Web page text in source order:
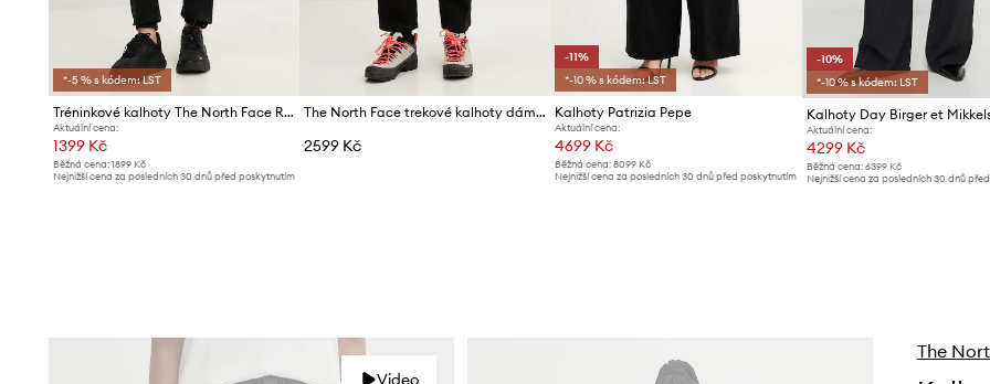
*-5 % s kódem: LST
Tréninkové kalhoty The North Face REAXION 2.0
Aktuální cena:
1399 Kč
Běžná cena: 1899 Kč
Nejnižší cena za posledních 30 dnů před poskytnutím
The North Face trekové kalhoty dámské bavlněné s elastanem BETA UTILITY BELTED
2599 Kč
-11%
*-10 % s kódem: LST
Kalhoty Patrizia Pepe
Aktuální cena:
4699 Kč
Běžná cena: 8099 Kč
Nejnižší cena za posledních 30 dnů před poskytnutím
-10%
*-10 % s kódem: LST
Kalhoty Day Birger et
Aktuální cena:
4299 Kč
Běžná cena: 6399 Kč
Nejnižší cena za posledních 30 dnů
Video
The